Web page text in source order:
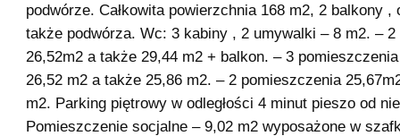
podwórze. Całkowita powierzchnia 168 m2, 2 balkony ,
także podwórza. Wc: 3 kabiny , 2 umywalki – 8 m2. –
26,52m2 a także 29,44 m2 + balkon. – 3
26,52 m2 a także 25,86 m2. – 2 pomieszczenia
m2. Parking piętrowy w odległości 4 minut pieszo od
Pomieszczenie socjalne – 9,02 m2 wyposażone w